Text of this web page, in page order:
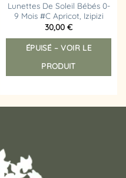
Lunettes De Soleil Bébés 0-
9 Mois #C Apricot, Izipizi
30,00 €
ÉPUISÉ – VOIR LE
PRODUIT